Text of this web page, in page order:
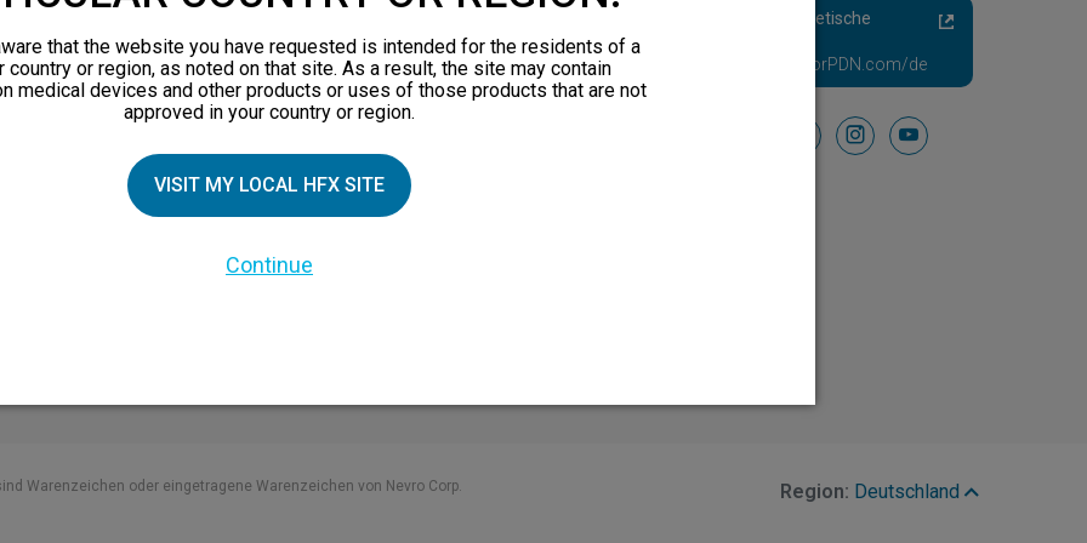
Familienmitglieder
über chronische
Schmerzhafte Diabetische
Besuchen Sie HFXforPDN.com/de
facebookinstagramyoutube
Warenzeichen oder eingetragene Warenzeichen von Nevro Corp.
Region: Deutschland
that the website you have requested is intended for the residents of a
country or region, as noted on that site. As a result, the site may contain
medical devices and other products or uses of those products that are not
approved in your country or region.
VISIT MY LOCAL HFX SITE
Continue